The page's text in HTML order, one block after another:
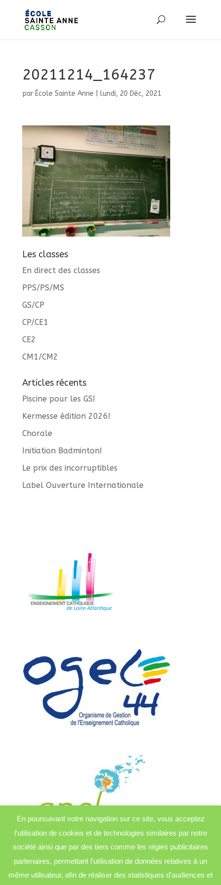
20211214_164237
par École Sainte Anne lundi, 20 Déc, 2021
Les classes
En direct des classes
PPS/PS/MS
GS/CP
CP/CE1
CE2
CM1/CM2
Articles récents
Piscine pour les GS!
Kermesse édition 2026!
Chorale
Initiation Badminton!
Le prix des incorruptibles
Label Ouverture Internationale
En poursuivant votre navigation sur ce site, vous acceptez
l'utilisation de cookies et de technologies similaires par notre
société ainsi que par des tiers comme les régies publicitaires
partenaires, permettant l'utilisation de données relatives à un
même utilisateur, afin de réaliser des statistiques d'audiences et